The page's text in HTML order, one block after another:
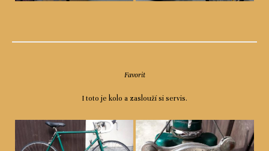
Favorit
I toto je kolo a zaslouží si servis.